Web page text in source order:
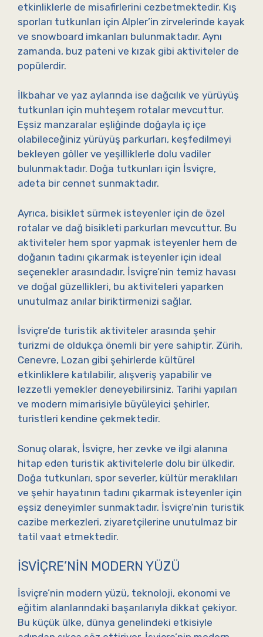
etkinliklerle de misafirlerini cezbetmektedir. Kış
sporları tutkunları için Alpler’in zirvelerinde kayak
ve snowboard imkanları bulunmaktadır. Aynı
zamanda, buz pateni ve kızak gibi aktiviteler de
popülerdir.
İlkbahar ve yaz aylarında ise dağcılık ve yürüyüş
tutkunları için muhteşem rotalar mevcuttur.
Eşsiz manzaralar eşliğinde doğayla iç içe
olabileceğiniz yürüyüş parkurları, keşfedilmeyi
bekleyen göller ve yeşilliklerle dolu vadiler
bulunmaktadır. Doğa tutkunları için İsviçre,
adeta bir cennet sunmaktadır.
Ayrıca, bisiklet sürmek isteyenler için de özel
rotalar ve dağ bisikleti parkurları mevcuttur. Bu
aktiviteler hem spor yapmak isteyenler hem de
doğanın tadını çıkarmak isteyenler için ideal
seçenekler arasındadır. İsviçre’nin temiz havası
ve doğal güzellikleri, bu aktiviteleri yaparken
unutulmaz anılar biriktirmenizi sağlar.
İsviçre’de turistik aktiviteler arasında şehir
turizmi de oldukça önemli bir yere sahiptir. Zürih,
Cenevre, Lozan gibi şehirlerde kültürel
etkinliklere katılabilir, alışveriş yapabilir ve
lezzetli yemekler deneyebilirsiniz. Tarihi yapıları
ve modern mimarisiyle büyüleyici şehirler,
turistleri kendine çekmektedir.
Sonuç olarak, İsviçre, her zevke ve ilgi alanına
hitap eden turistik aktivitelerle dolu bir ülkedir.
Doğa tutkunları, spor severler, kültür meraklıları
ve şehir hayatının tadını çıkarmak isteyenler için
eşsiz deneyimler sunmaktadır. İsviçre’nin turistik
cazibe merkezleri, ziyaretçilerine unutulmaz bir
tatil vaat etmektedir.
İSVIÇRE’NIN MODERN YÜZÜ
İsviçre’nin modern yüzü, teknoloji, ekonomi ve
eğitim alanlarındaki başarılarıyla dikkat çekiyor.
Bu küçük ülke, dünya genelindeki etkisiyle